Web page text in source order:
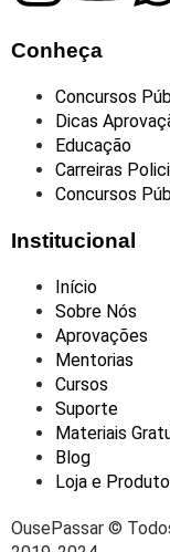
Conheça
Concursos
Dicas
Educação
Carreiras
Concursos
Institucional
Início
Sobre Nós
Aprovações
Mentorias
Cursos
Suporte
Materiais
Blog
Loja e
OusePassar ©